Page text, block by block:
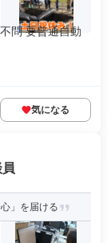
問 要普通自動
気になる
」を届ける